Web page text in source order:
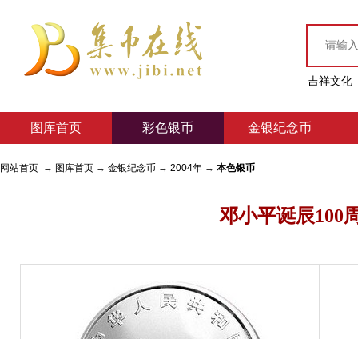
吉祥文化
图库首页 彩色银币 金银纪念币
网站首页 → 图库首页 → 金银纪念币 → 2004年 → 本色银币
邓小平诞辰100